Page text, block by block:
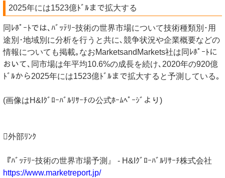
2025年には1523億ﾄﾞﾙまで拡大する
同ﾚﾎﾟｰﾄでは､ﾊﾞｯﾃﾘｰ技術の世界市場について技術種類別･用
途別･地域別に分析を行うと共に､競争状況や企業概要などの
情報についても掲載｡なおMarketsandMarkets社は同ﾚﾎﾟｰﾄに
おいて､同市場は年平均10.6%の成長を続け､2020年の920億
ﾄﾞﾙから2025年には1523億ﾄﾞﾙまで拡大すると予測している｡
(画像はH&Iｸﾞﾛｰﾊﾞﾙﾘｻｰﾁの公式ﾎｰﾑﾍﾟｰｼﾞより)
外部ﾘﾝｸ
『ﾊﾞｯﾃﾘｰ技術の世界市場予測』 - H&Iｸﾞﾛｰﾊﾞﾙﾘｻｰﾁ株式会社
https://www.marketreport.jp/